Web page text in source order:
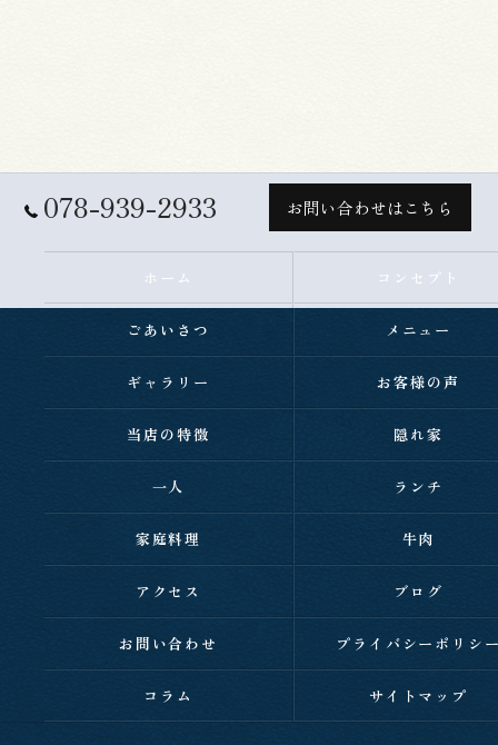
078-939-2933 お問い合わせはこちら
ホーム コンセプト
ごあいさつ メニュー
ギャラリー お客様の声
当店の特徴 隠れ家
一人 ランチ
家庭料理 牛肉
アクセス ブログ
お問い合わせ プライバシーポリシ
コラム サイトマップ